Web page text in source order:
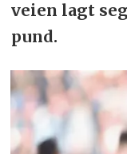
veien lagt
pund.